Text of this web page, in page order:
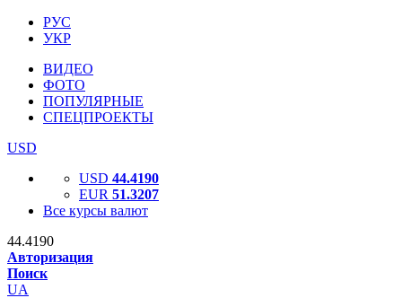
РУС
УКР
ВИДЕО
ФОТО
ПОПУЛЯРНЫЕ
СПЕЦПРОЕКТЫ
USD
USD 44.4190
EUR 51.3207
Все курсы валют
44.4190
Авторизация
Поиск
UA